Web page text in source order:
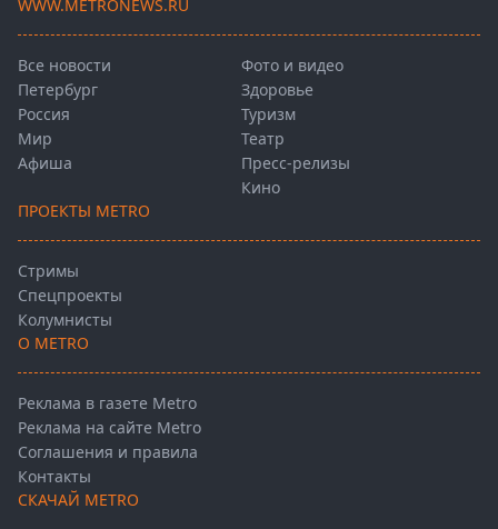
WWW.METRONEWS.RU
Все новости
Петербург
Россия
Мир
Афиша
Фото и видео
Здоровье
Туризм
Театр
Пресс-релизы
Кино
ПРОЕКТЫ METRO
Стримы
Спецпроекты
Колумнисты
О METRO
Реклама в газете Metro
Реклама на сайте Metro
Соглашения и правила
Контакты
СКАЧАЙ METRO